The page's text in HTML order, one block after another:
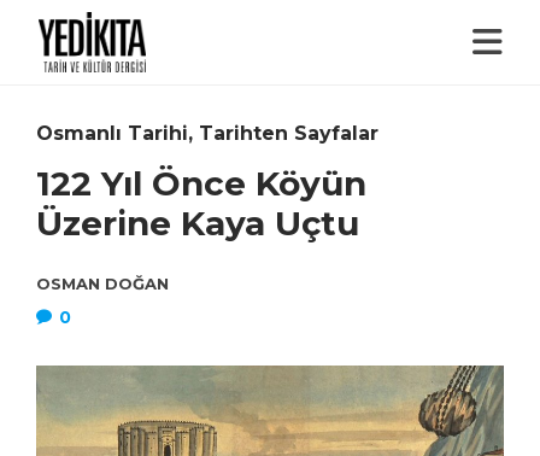
Osmanlı Tarihi, Tarihten Sayfalar
122 Yıl Önce Köyün
Üzerine Kaya Uçtu
OSMAN DOĞAN
0